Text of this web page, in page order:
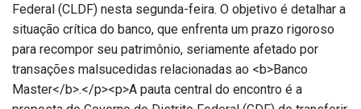
Federal (CLDF) nesta segunda-feira. O objetivo é detalhar a
situação crítica do banco, que enfrenta um prazo rigoroso
para recompor seu patrimônio, seriamente afetado por
transações malsucedidas relacionadas ao <b>Banco
Master</b>.</p><p>A pauta central do encontro é a